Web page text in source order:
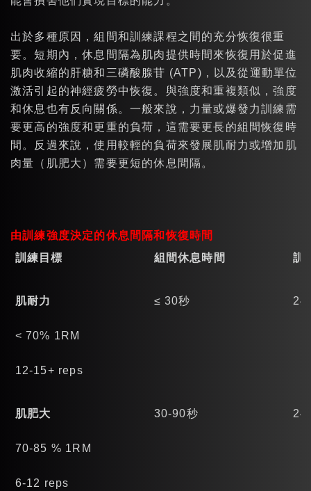
出於多種原因，組間和訓練課程之間的充分恢復很重
要。短期內，休息間隔為肌肉提供時間來恢復用於促進
肌肉收縮的肝糖和三磷酸腺苷 (ATP)，以及從運動單位
激活引起的神經疲勞中恢復。與強度和重複類似，強度
和休息也有反向關係。一般來說，力量或爆發力訓練需
要更高的強度和更重的負荷，這需要更長的組間恢復時
間。反過來說，使用較輕的負荷來發展肌耐力或增加肌
肉量（肌肥大）需要更短的休息間隔。
由訓練強度決定的休息間隔和恢復時間
訓練目標
組間休息時間 訓
肌耐力
< 70% 1RM
12-15+ reps
≤ 30秒 24
肌肥大
70-85 % 1RM
6-12 reps
30-90秒